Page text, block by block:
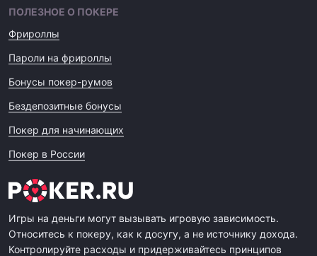
ПОЛЕЗНОЕ О ПОКЕРЕ
Фрироллы
Пароли на фрироллы
Бонусы покер-румов
Бездепозитные бонусы
Покер для начинающих
Покер в России
Игры на деньги могут вызывать игровую зависимость.
Относитесь к покеру, как к досугу, а не источнику дохода.
Контролируйте расходы и придерживайтесь принципов